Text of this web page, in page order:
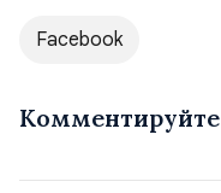
Facebook
Комментируйте